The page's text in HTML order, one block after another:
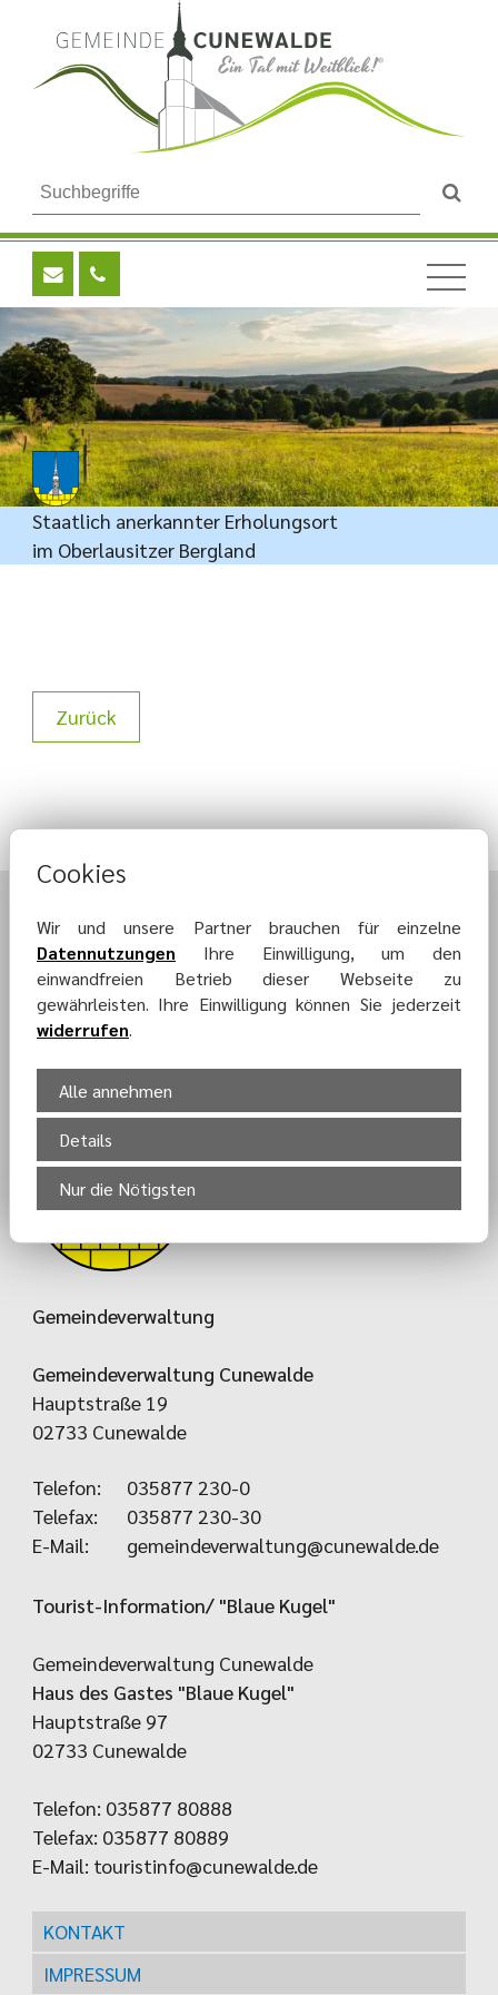
Staatlich anerkannter Erholungsort
im Oberlausitzer Bergland
Zurück
KONTAKT-
FORMULAR
Gemeindeverwaltung
Gemeindeverwaltung Cunewalde
Hauptstraße 19
02733 Cunewalde
Telefon:
035877 230-0
Telefax:
035877 230-30
E-Mail:
gemeindeverwaltung@cunewalde.de
Tourist-Information/ "Blaue Kugel"
Gemeindeverwaltung Cunewalde
Haus des Gastes "Blaue Kugel"
Hauptstraße 97
02733 Cunewalde
Telefon: 035877 80888
Telefax: 035877 80889
E-Mail: touristinfo@cunewalde.de
KONTAKT
IMPRESSUM
Cookies
Wir und unsere Partner brauchen für einzelne
Datennutzungen Ihre Einwilligung, um den
einwandfreien Betrieb dieser Webseite zu
gewährleisten. Ihre Einwilligung können Sie jederzeit
widerrufen.
Alle annehmen
Details
Nur die Nötigsten